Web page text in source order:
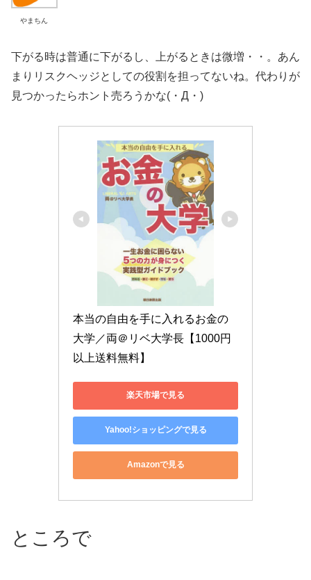
やまちん
下がる時は普通に下がるし、上がるときは微増・・。あん
まりリスクヘッジとしての役割を担ってないね。代わりが
見つかったらホント売ろうかな(・Д・)
本当の自由を手に入れるお金の
大学／両＠リベ大学長【1000円
以上送料無料】
楽天市場で見る
Yahoo!ショッピングで見る
Amazonで見る
ところで